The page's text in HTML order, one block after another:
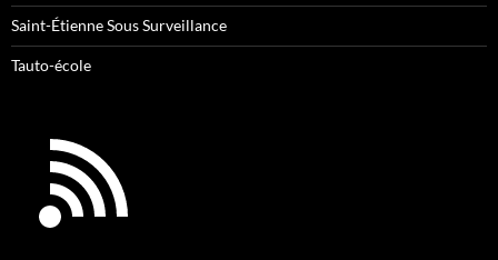
Saint-Étienne Sous Surveillance
Tauto-école